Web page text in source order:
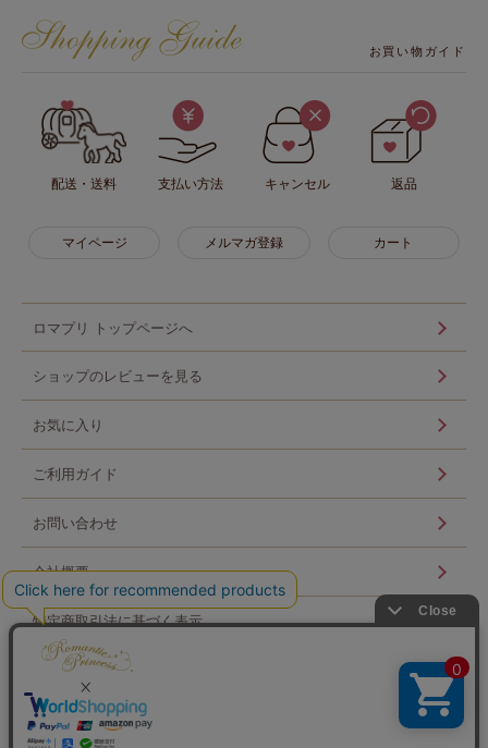
お買い物ガイド
配送・送料 支払い方法 キャンセル 返品
マイページ メルマガ登録 カート
ロマプリ トップページへ
ショップのレビューを見る
お気に入り
ご利用ガイド
お問い合わせ
会社概要
特定商取引法に基づく表示
個人情報の取扱い
ログイン